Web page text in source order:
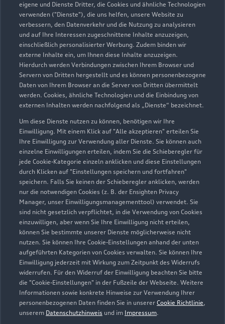
eigene und Dienste Dritter, die Cookies und ähnliche Technologien
verwenden ("Dienste"), die uns helfen, unsere Website zu
verbessern, den Datenverkehr und die Nutzung zu analysieren
und auf Ihre Interessen zugeschnittene Inhalte anzuzeigen,
einschließlich personalisierter Werbung. Zudem binden wir
externe Inhalte ein, um Ihnen diese Inhalte anzuzeigen.
Hierdurch werden Verbindungen zwischen Ihrem Browser und
Servern von Dritten hergestellt und es können personenbezogene
Daten von Ihrem Browser an die Server von Dritten übermittelt
werden. Cookies, ähnliche Technologien und die Einbindung von
externen Inhalten werden nachfolgend als „Dienste“ bezeichnet.
Um diese Dienste nutzen zu können, benötigen wir Ihre
Einwilligung. Mit einem Klick auf "Alle akzeptieren" erteilen Sie
Ihre Einwilligung zur Verwendung aller Dienste. Sie können auch
einzelne Einwilligungen erteilen, indem Sie die Schieberegler für
jede Cookie-Kategorie einzeln anklicken und diese Einstellungen
durch Klicken auf "Einstellungen speichern und fortfahren"
speichern. Falls Sie keinen der Schieberegler anklicken, werden
nur die notwendigen Cookies (z. B. der Ensighten Privacy
Manager, unser Einwilligungsmanagementtool) verwendet. Sie
sind nicht gesetzlich verpflichtet, in die Verwendung von Cookies
einzuwilligen, aber wenn Sie Ihre Einwilligung nicht erteilen,
können Sie bestimmte unserer Dienste möglicherweise nicht
nutzen. Sie können Ihre Cookie-Einstellungen anhand der unten
aufgeführten Kategorien von Cookies verwalten. Sie können Ihre
Einwilligung jederzeit mit Wirkung zum Zeitpunkt des Widerrufs
widerrufen. Für den Widerruf der Einwilligung beachten Sie bitte
die "Cookie-Einstellungen" in der Fußzeile der Webseite. Weitere
Informationen sowie konkrete Hinweise zur Verwendung Ihrer
personenbezogenen Daten finden Sie in unserer Cookie Richtlinie,
unserem Datenschutzhinweis und im Impressum.
Autohaus Becher GmbH
Hamminkeln
Servicepartner e-tron
An der Windmühle 41
46499 Hamminkeln
02852 96320
info@auto-becher.de
Kontaktdaten herunterladen